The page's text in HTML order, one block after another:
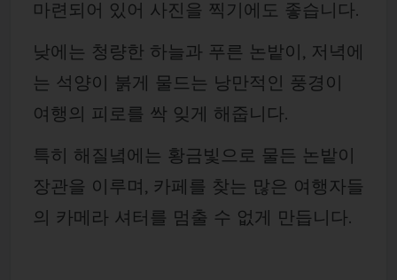
마련되어 있어 사진을 찍기에도 좋습니다.
낮에는 청량한 하늘과 푸른 논밭이, 저녁에
는 석양이 붉게 물드는 낭만적인 풍경이
여행의 피로를 싹 잊게 해줍니다.
특히 해질녘에는 황금빛으로 물든 논밭이
장관을 이루며, 카페를 찾는 많은 여행자들
의 카메라 셔터를 멈출 수 없게 만듭니다.